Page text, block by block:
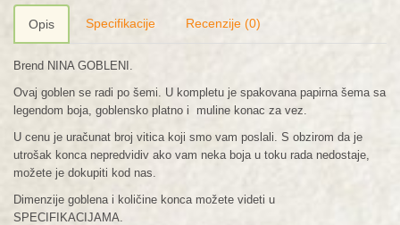
Opis Specifikacije Recenzije (0)
Brend NINA GOBLENI.
Ovaj goblen se radi po šemi. U kompletu je spakovana papirna šema sa
legendom boja, goblensko platno i muline konac za vez.
U cenu je uračunat broj vitica koji smo vam poslali. S obzirom da je
utrošak konca nepredvidiv ako vam neka boja u toku rada nedostaje,
možete je dokupiti kod nas.
Dimenzije goblena i količine konca možete videti u
SPECIFIKACIJAMA.